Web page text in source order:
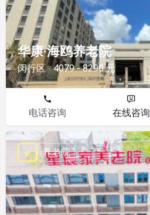
华康·海鸥养老院
闵行区 4079 - 8290 元
电话咨询 在线咨询
养老院